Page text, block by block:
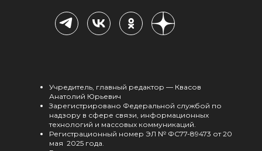
Учредитель, главный редактор — Квасов
Анатолий Юрьевич
Зарегистрировано Федеральной службой по
надзору в сфере связи, информационных
технологий и массовых коммуникаций.
Регистрационный номер ЭЛ № ФС77-89473 от 20
мая 2025 года.